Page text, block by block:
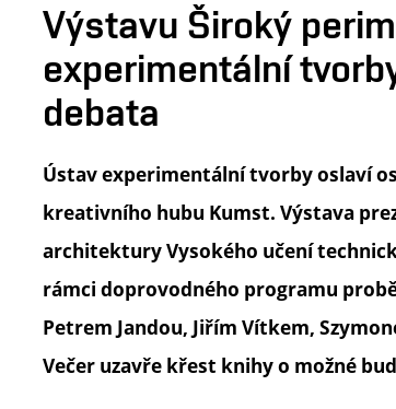
Výstavu Široký
experimentální
debata
Ústav experimentální tvorby oslaví
kreativního hubu Kumst. Výstava
architektury Vysokého učení
rámci doprovodného programu
Petrem Jandou, Jiřím Vítkem,
Večer uzavře křest knihy o možné